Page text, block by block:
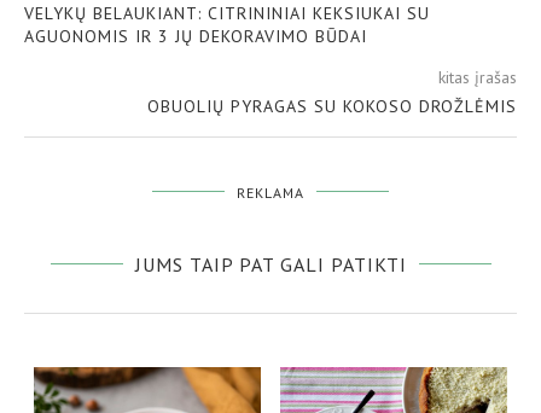
VELYKŲ BELAUKIANT: CITRININIAI KEKSIUKAI SU
AGUONOMIS IR 3 JŲ DEKORAVIMO BŪDAI
kitas įrašas
OBUOLIŲ PYRAGAS SU KOKOSO DROŽLĖMIS
REKLAMA
JUMS TAIP PAT GALI PATIKTI